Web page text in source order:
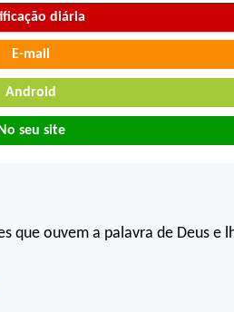
diária
E-mail
Android
No seu site
que ouvem a palavra de Deus e